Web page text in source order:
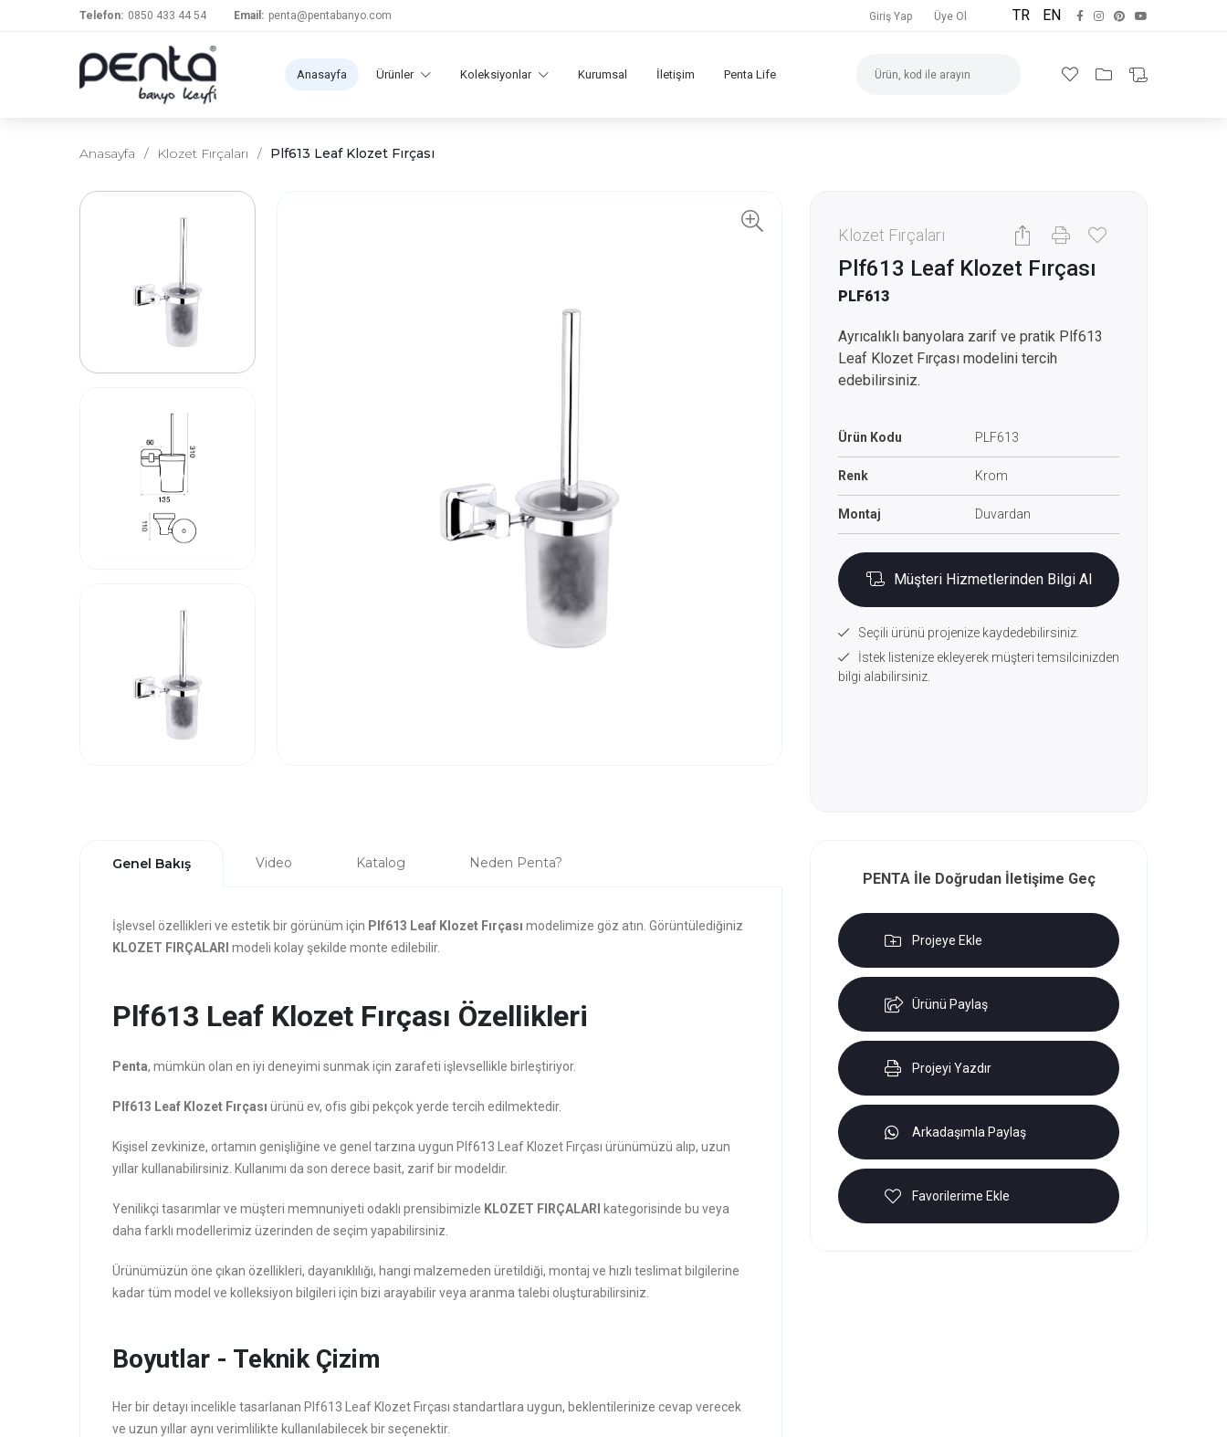
Telefon: 0850 433 44 54 Email: penta@pentabanyo.com Giriş Yap Üye Ol TR EN
Anasayfa Ürünler Koleksiyonlar Kurumsal İletişim Penta Life
Anasayfa / Klozet Fırçaları / Plf613 Leaf Klozet Fırçası
Klozet Fırçaları
Plf613 Leaf Klozet Fırçası
PLF613
Ayrıcalıklı banyolara zarif ve pratik Plf613
Leaf Klozet Fırçası modelini tercih
edebilirsiniz.
Ürün Kodu PLF613
Renk Krom
Montaj Duvardan
Müşteri Hizmetlerinden Bilgi Al
Seçili ürünü projenize kaydedebilirsiniz.
İstek listenize ekleyerek müşteri temsilcinizden
bilgi alabilirsiniz.
Genel Bakış Video Katalog Neden Penta?
İşlevsel özellikleri ve estetik bir görünüm için Plf613 Leaf Klozet Fırçası modelimize göz atın. Görüntülediğiniz
KLOZET FIRÇALARI modeli kolay şekilde monte edilebilir.
Plf613 Leaf Klozet Fırçası Özellikleri
Penta, mümkün olan en iyi deneyimi sunmak için zarafeti işlevsellikle birleştiriyor.
Plf613 Leaf Klozet Fırçası ürünü ev, ofis gibi pekçok yerde tercih edilmektedir.
Kişisel zevkinize, ortamın genişliğine ve genel tarzına uygun Plf613 Leaf Klozet Fırçası ürünümüzü alıp, uzun
yıllar kullanabilirsiniz. Kullanımı da son derece basit, zarif bir modeldir.
Yenilikçi tasarımlar ve müşteri memnuniyeti odaklı prensibimizle KLOZET FIRÇALARI
kategorisinde bu veya
daha farklı modellerimiz üzerinden de seçim yapabilirsiniz.
Ürünümüzün öne çıkan özellikleri, dayanıklılığı, hangi malzemeden üretildiği, montaj ve hızlı teslimat bilgilerine
kadar tüm model ve kolleksiyon bilgileri için bizi arayabilir veya aranma talebi oluşturabilirsiniz.
Boyutlar - Teknik Çizim
Her bir detayı incelikle tasarlanan Plf613 Leaf Klozet Fırçası standartlara uygun, beklentilerinize cevap verecek
ve uzun yıllar aynı verimlilikte kullanılabilecek bir seçenektir.
PENTA İle Doğrudan İletişime Geç
Projeye Ekle
Ürünü Paylaş
Projeyi Yazdır
Arkadaşımla Paylaş
Favorilerime Ekle